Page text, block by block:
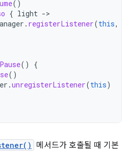
()
{ light -
. registerListener(this,
()
{
()
.unregisterListener(this)
메서드가 호출될 때 기본